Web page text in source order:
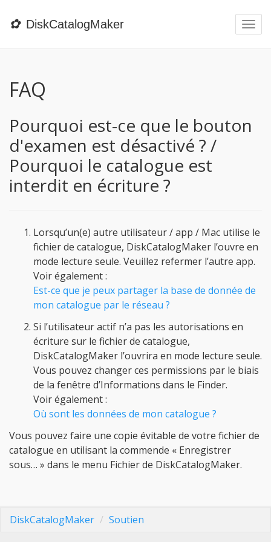
✿ DiskCatalogMaker
FAQ
Pourquoi est-ce que le bouton
d'examen est désactivé ? /
Pourquoi le catalogue est
interdit en écriture ?
Lorsqu’un(e) autre utilisateur / app / Mac utilise le
fichier de catalogue, DiskCatalogMaker l’ouvre en
mode lecture seule. Veuillez refermer l’autre app.
Voir également :
Est-ce que je peux partager la base de donnée de
mon catalogue par le réseau ?
Si l’utilisateur actif n’a pas les autorisations en
écriture sur le fichier de catalogue,
DiskCatalogMaker l’ouvrira en mode lecture seule.
Vous pouvez changer ces permissions par le biais
de la fenêtre d’Informations dans le Finder.
Voir également :
Où sont les données de mon catalogue ?
Vous pouvez faire une copie évitable de votre fichier de
catalogue en utilisant la commende « Enregistrer
sous… » dans le menu Fichier de DiskCatalogMaker.
DiskCatalogMaker Soutien